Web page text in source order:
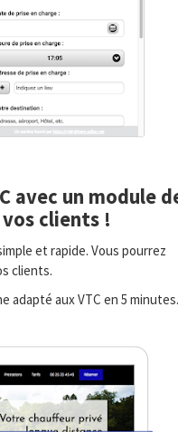
avec un module
clients !
et rapide. Vous pourrez
clients.
adapté aux VTC en 5 minutes.